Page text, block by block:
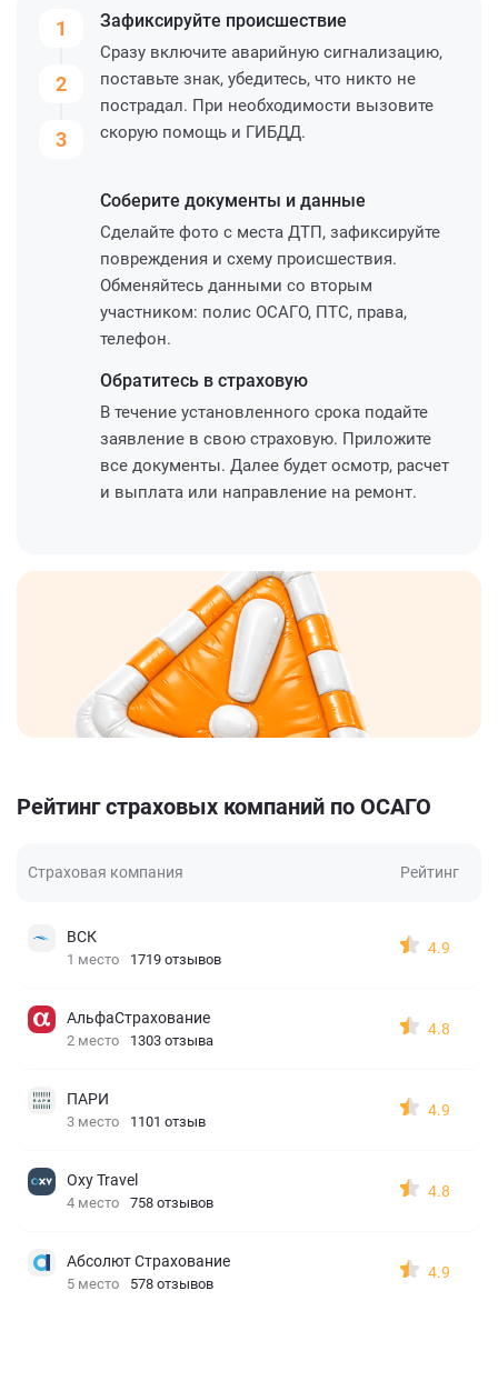
1
2
3
Зафиксируйте происшествие
Сразу включите аварийную сигнализацию,
поставьте знак, убедитесь, что никто не
пострадал. При необходимости вызовите
скорую помощь и ГИБДД.
Соберите документы и данные
Сделайте фото с места ДТП, зафиксируйте
повреждения и схему происшествия.
Обменяйтесь данными со вторым
участником: полис ОСАГО, ПТС, права,
телефон.
Обратитесь в страховую
В течение установленного срока подайте
заявление в свою страховую. Приложите
все документы. Далее будет осмотр, расчет
и выплата или направление на ремонт.
Рейтинг страховых компаний по ОСАГО
Страховая компания Рейтинг
ВСК
1 место 1719 отзывов
4.9
АльфаСтрахование
2 место 1303 отзыва
4.8
ПАРИ
3 место 1101 отзыв
4.9
Oxy Travel
4 место 758 отзывов
4.8
Абсолют Страхование
5 место 578 отзывов
4.9